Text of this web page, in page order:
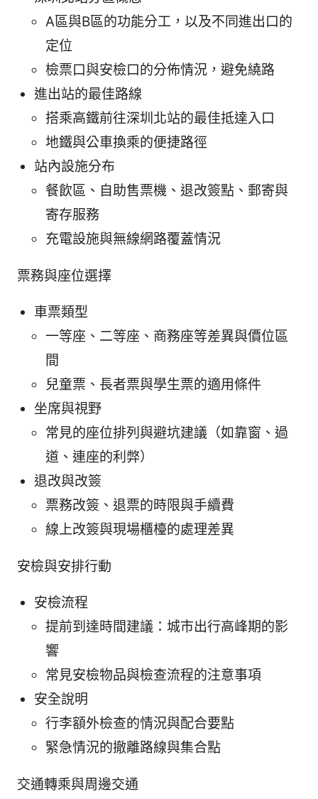
A區與B區的功能分工，以及不同進出口的
定位
檢票口與安檢口的分佈情況，避免繞路
進出站的最佳路線
搭乘高鐵前往深圳北站的最佳抵達入口
地鐵與公車換乘的便捷路徑
站內設施分布
餐飲區、自助售票機、退改簽點、郵寄與
寄存服務
充電設施與無線網路覆蓋情況
票務與座位選擇
車票類型
一等座、二等座、商務座等差異與價位區
間
兒童票、長者票與學生票的適用條件
坐席與視野
常見的座位排列與避坑建議（如靠窗、過
道、連座的利弊）
退改與改簽
票務改簽、退票的時限與手續費
線上改簽與現場櫃檯的處理差異
安檢與安排行動
安檢流程
提前到達時間建議：城市出行高峰期的影
響
常見安檢物品與檢查流程的注意事項
安全說明
行李額外檢查的情況與配合要點
緊急情況的撤離路線與集合點
交通轉乘與周邊交通